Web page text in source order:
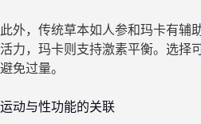
此外，传统草本如人参和玛卡有辅
活力，玛卡则支持激素平衡。选择
避免过量。
运动与性功能的关联